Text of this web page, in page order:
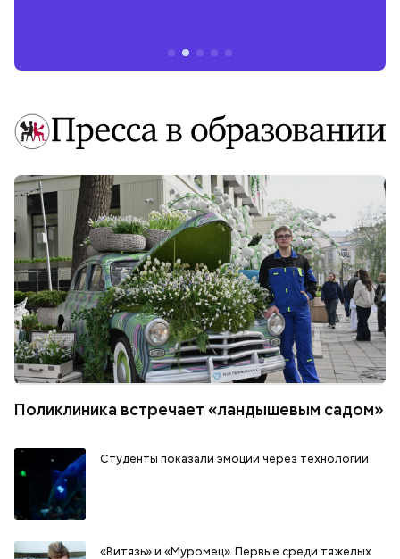
Поликлиника встречает «ландышевым садом»
Студенты показали эмоции через технологии
«Витязь» и «Муромец». Первые среди тяжелых